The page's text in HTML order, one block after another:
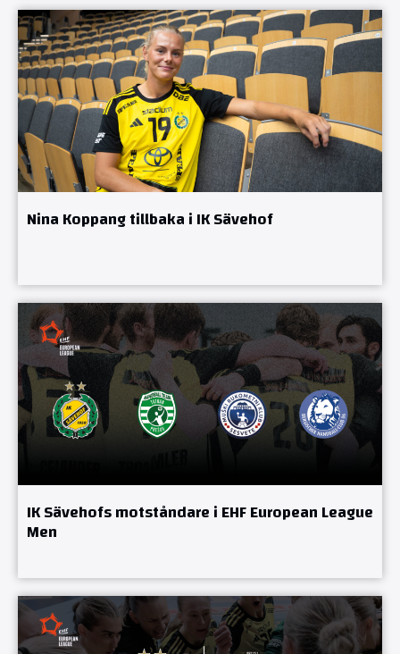
Nina Koppang tillbaka i IK Sävehof
IK Sävehofs motståndare i EHF European League
Men